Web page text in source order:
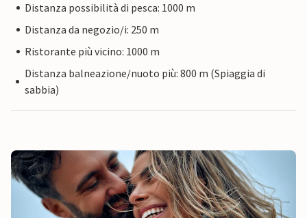
Distanza possibilità di pesca: 1000 m
Distanza da negozio/i: 250 m
Ristorante più vicino: 1000 m
Distanza balneazione/nuoto più: 800 m (Spiaggia di
sabbia)